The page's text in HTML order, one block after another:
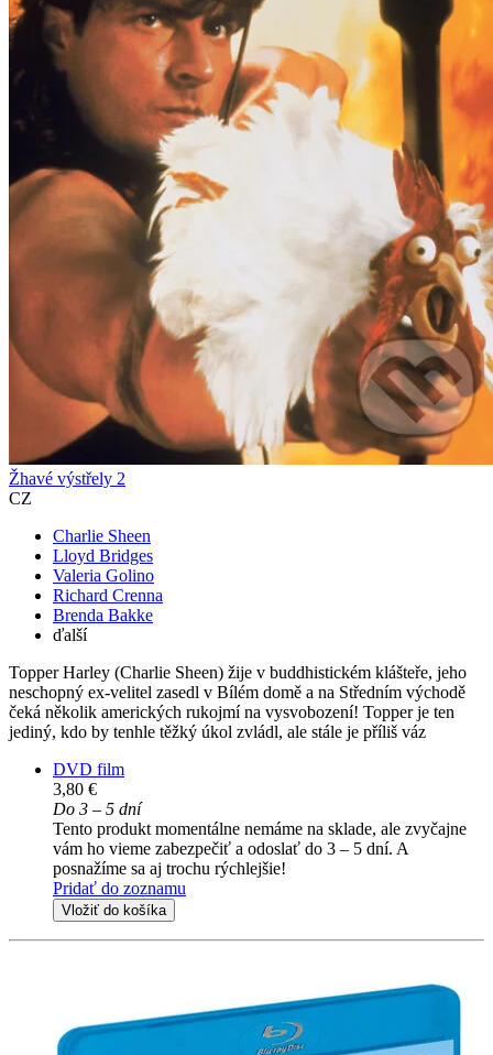
Žhavé výstřely 2
CZ
Charlie Sheen
Lloyd Bridges
Valeria Golino
Richard Crenna
Brenda Bakke
ďalší
Topper Harley (Charlie Sheen) žije v buddhistickém klášteře, jeho
neschopný ex-velitel zasedl v Bílém domě a na Středním východě
čeká několik amerických rukojmí na vysvobození! Topper je ten
jediný, kdo by tenhle těžký úkol zvládl, ale stále je příliš váz
DVD film
3,80 €
Do 3 – 5 dní
Tento produkt momentálne nemáme na sklade, ale zvyčajne
vám ho vieme zabezpečiť a odoslať do 3 – 5 dní. A
posnažíme sa aj trochu rýchlejšie!
Pridať do zoznamu
Vložiť do košíka